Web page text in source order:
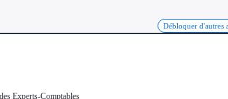
Débloquer d'autres